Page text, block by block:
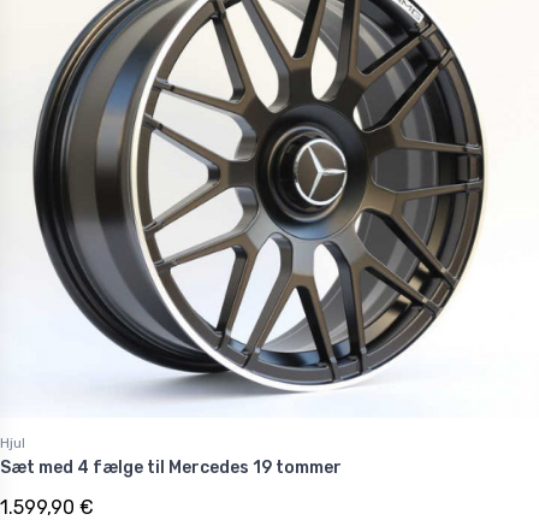
Hjul
Sæt med 4 fælge til Mercedes 19 tommer
1.599,90 €